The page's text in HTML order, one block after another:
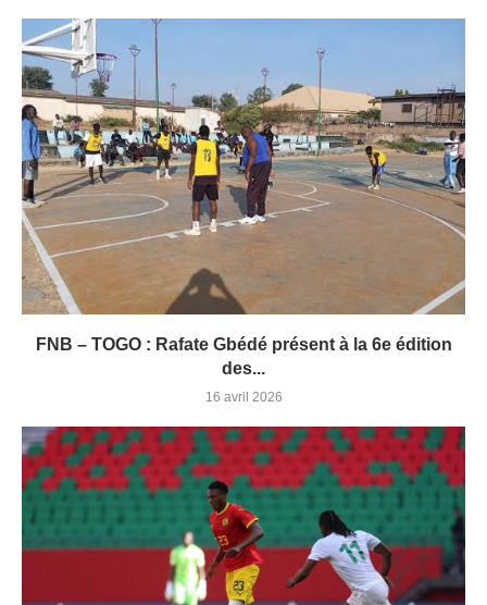
FNB – TOGO : Rafate Gbédé présent à la 6e édition
des...
16 avril 2026